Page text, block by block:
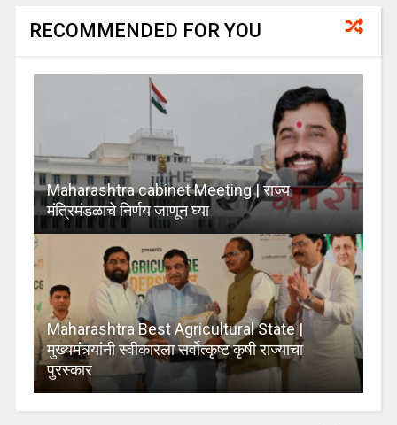
RECOMMENDED FOR YOU
Maharashtra cabinet Meeting | राज्य
मंत्रिमंडळाचे निर्णय जाणून घ्या
Maharashtra Best Agricultural State |
मुख्यमंत्र्यांनी स्वीकारला सर्वोत्कृष्ट कृषी राज्याचा
पुरस्कार